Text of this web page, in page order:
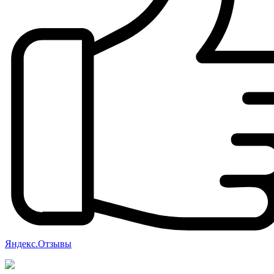
Яндекс.Отзывы